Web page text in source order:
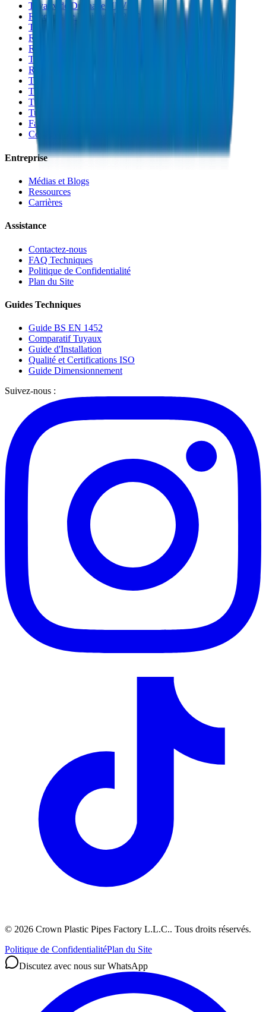
Tuyaux de Drainage UPVC
Raccords de Drainage UPVC
Tuyaux PVC Haute Pression
Raccords PVC Haute Pression
Raccords PVC SCH 40
Tuyaux de Gaine PVC
Raccords de Gaine PVC
Tuyaux Conduit PVC
Tuyaux PP-R
Tuyaux HDPE
Tuyaux PEX
Fabrications et Accessoires
Colles et Solvants
Entreprise
Médias et Blogs
Ressources
Carrières
Assistance
Contactez-nous
FAQ Techniques
Politique de Confidentialité
Plan du Site
Guides Techniques
Guide BS EN 1452
Comparatif Tuyaux
Guide d'Installation
Qualité et Certifications ISO
Guide Dimensionnement
Suivez-nous :
© 2026 Crown Plastic Pipes Factory L.L.C.. Tous droits réservés.
Politique de ConfidentialitéPlan du Site
Discutez avec nous sur WhatsApp